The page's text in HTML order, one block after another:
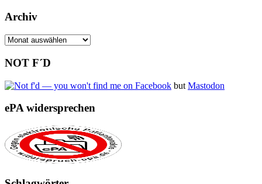
Archiv
Archiv
NOT F´D
but Mastodon
ePA widersprechen